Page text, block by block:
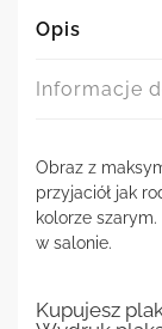
Opis
Informacje
Obraz z
przyjaciół jak
kolorze
w salonie.
Kupujesz